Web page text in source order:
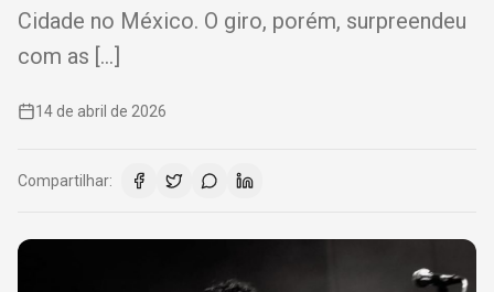
Cidade no México. O giro, porém, surpreendeu
com as […]
14 de abril de 2026
Compartilhar: